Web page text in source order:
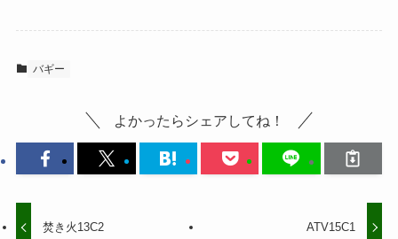
バギー
よかったらシェアしてね！
焚き火13C2 ATV15C1